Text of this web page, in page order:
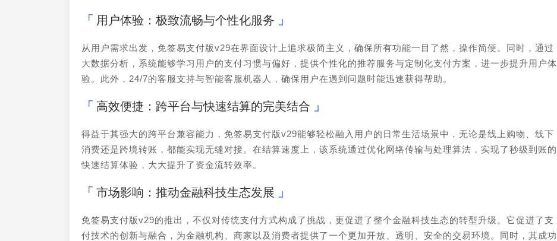
用户体验：极致流畅与个性化服务
从用户需求出发，免签易支付版v29在界面设计上追求极简主义，确保所有功能一目了然，操作简便。同时，通过
大数据分析，系统能够学习用户的支付习惯与偏好，提供个性化的推荐服务与定制化支付方案，进一步提升用户体
验。此外，24/7的客服支持与智能客服机器人，确保用户在遇到问题时能迅速获得帮助。
高效便捷：跨平台与快速结算的完美结合
得益于其强大的跨平台兼容能力，免签易支付版v29能够轻松融入用户的日常生活场景中，无论是线上购物、线下
消费还是跨境转账，都能实现无缝对接。在结算速度上，该系统通过优化网络传输与处理算法，实现了秒级到账的
快速结算体验，大大提升了资金流转效率。
市场影响：推动金融科技生态发展
免签易支付版v29的推出，不仅对传统支付方式构成了挑战，更促进了整个金融科技生态的转型升级。它促进了支
付技术的创新与融合，为金融机构、商家以及消费者提供了一个更加开放、透明、安全的交易环境。同时，其成功